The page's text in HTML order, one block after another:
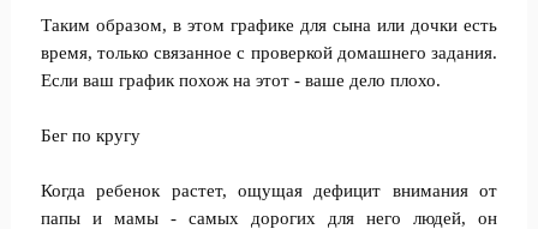
Таким образом, в этом графике для сына или дочки есть
время, только связанное с проверкой домашнего задания.
Если ваш график похож на этот - ваше дело плохо.
Бег по кругу
Когда ребенок растет, ощущая дефицит внимания от
папы и мамы - самых дорогих для него людей, он